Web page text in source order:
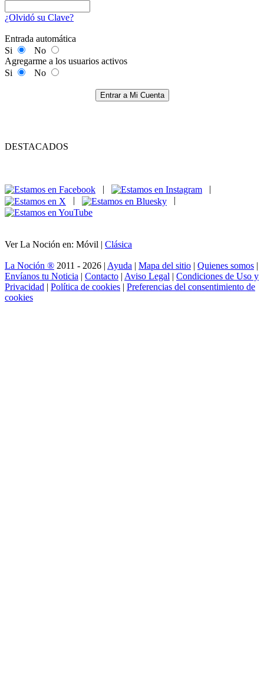
¿Olvidó su Clave?
Entrada automática
Si
No
Agregarme a los usuarios activos
Si
No
Entrar a Mi Cuenta
DESTACADOS
|
|
|
|
Ver La Noción en: Móvil | Clásica
La Noción ® 2011 - 2026 | Ayuda | Mapa del sitio | Quienes somos |
Envíanos tu Noticia | Contacto | Aviso Legal | Condiciones de Uso y
Privacidad | Política de cookies | Preferencias del consentimiento de
cookies